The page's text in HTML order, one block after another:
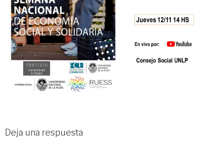
Deja una respuesta